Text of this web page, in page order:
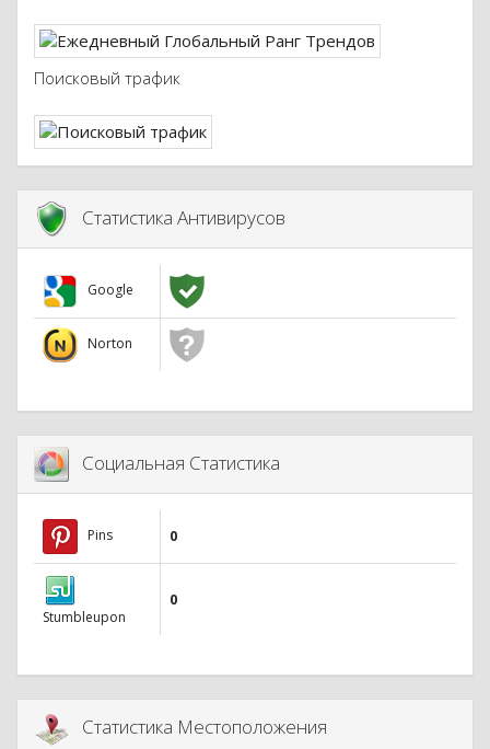
Поисковый трафик
Статистика Антивирусов
Google
Norton
Социальная Статистика
Pins 0
Stumbleupon
0
Статистика Местоположения